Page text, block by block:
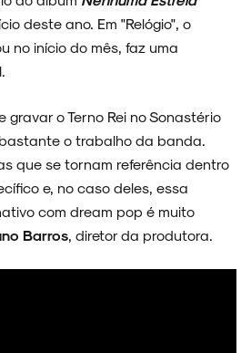
deste ano. Em "Relógio", o
no início do mês, faz uma
gravar o Terno Rei no Sonastério
o trabalho da banda.
que se tornam referência dentro
e, no caso deles, essa
com dream pop é muito
Barros , diretor da produtora.